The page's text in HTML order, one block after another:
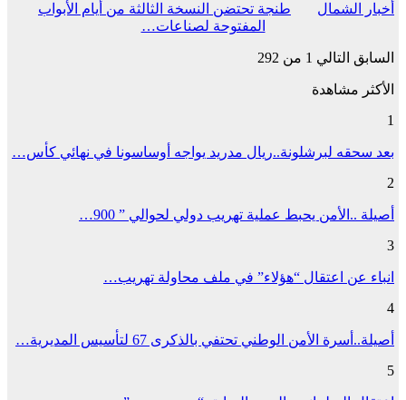
أخبار الشمال
طنجة تحتضن النسخة الثالثة من أيام الأبواب
المفتوحة لصناعات…
السابق التالي 1 من 292
الأكثر مشاهدة
1
بعد سحقه لبرشلونة..ريال مدريد يواجه أوساسونا في نهائي كأس…
2
أصيلة ..الأمن يحبط عملية تهريب دولي لحوالي ” 900…
3
انباء عن اعتقال “هؤلاء” في ملف محاولة تهريب…
4
أصيلة..أسرة الأمن الوطني تحتفي بالذكرى 67 لتأسيس المديرية…
5